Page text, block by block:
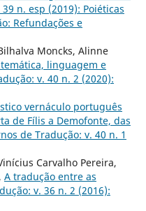
n. esp (2019): Poiéticas
Refundações e
Moncks, Alinne
linguagem e
v. 40 n. 2 (2020):
vernáculo português
de Fílis a Demofonte, das
de Tradução: v. 40 n. 1
Carvalho Pereira,
A tradução entre as
v. 36 n. 2 (2016):